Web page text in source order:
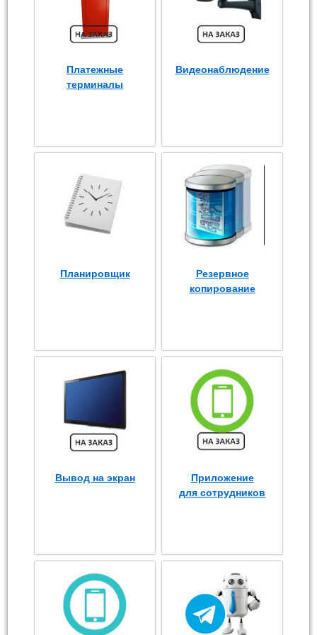
Платежные
терминалы
Видеонаблюдение
Планировщик
Резервное
копирование
Вывод на экран
Приложение
для сотрудников